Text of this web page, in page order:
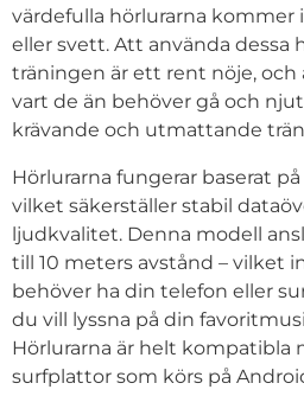
värdefulla hörlurarna kommer
eller svett. Att använda dessa
träningen är ett rent nöje, och
vart de än behöver gå och
krävande och utmattande
Hörlurarna fungerar baserat
vilket säkerställer stabil
ljudkvalitet. Denna modell
till 10 meters avstånd – vilket
behöver ha din telefon eller
du vill lyssna på din
Hörlurarna är helt kompatibla
surfplattor som körs på